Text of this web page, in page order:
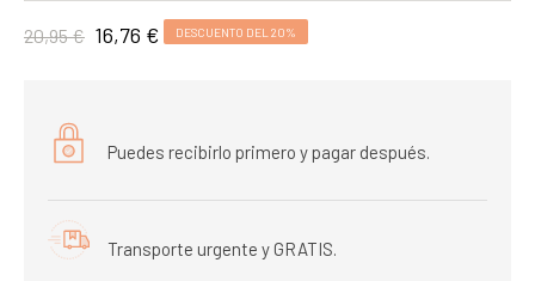
20,95 € 16,76 € DESCUENTO DEL 20%
Puedes recibirlo primero y pagar después.
Transporte urgente y GRATIS.